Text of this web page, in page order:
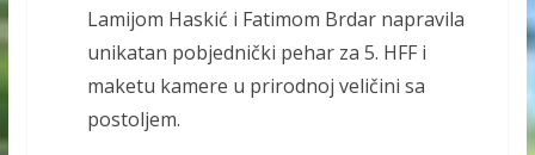
Lamijom Haskić i Fatimom Brdar napravila
unikatan pobjednički pehar za 5. HFF i
maketu kamere u prirodnoj veličini sa
postoljem.